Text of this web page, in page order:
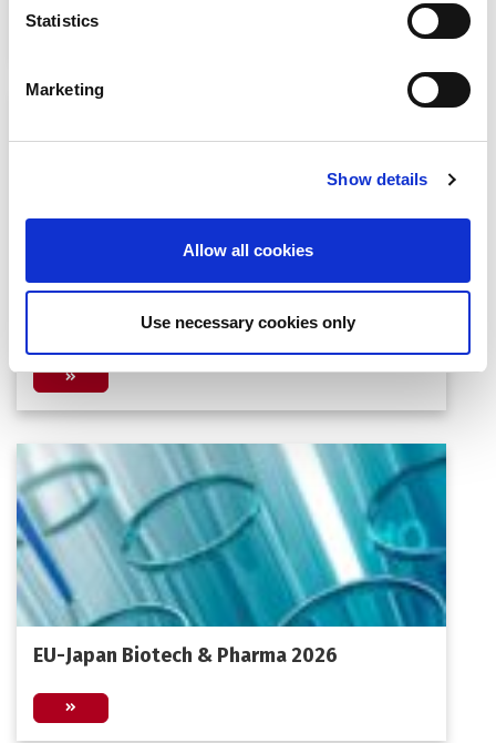
Statistics
Marketing
Show details
Allow all cookies
Use necessary cookies only
επίκεντρο της ευρωπαϊκής καινοτομίας
EU-Japan Biotech & Pharma 2026